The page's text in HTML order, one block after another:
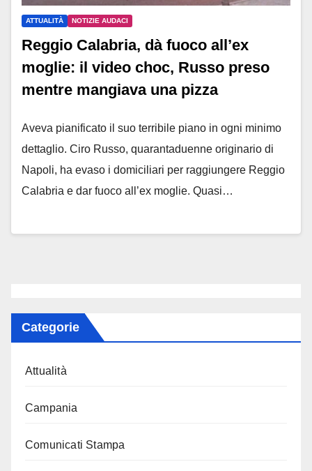
ATTUALITÀ NOTIZIE AUDACI
Reggio Calabria, dà fuoco all’ex
moglie: il video choc, Russo preso
mentre mangiava una pizza
Aveva pianificato il suo terribile piano in ogni minimo
dettaglio. Ciro Russo, quarantaduenne originario di
Napoli, ha evaso i domiciliari per raggiungere Reggio
Calabria e dar fuoco all’ex moglie. Quasi…
Categorie
Attualità
Campania
Comunicati Stampa